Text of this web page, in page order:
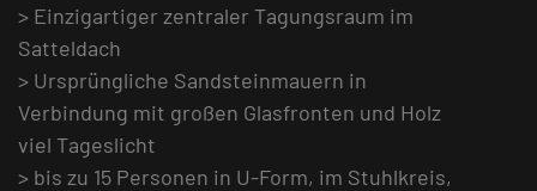
> Einzigartiger zentraler Tagungsraum im
Satteldach
> Ursprüngliche Sandsteinmauern in
Verbindung mit großen Glasfronten und Holz
viel Tageslicht
> bis zu 15 Personen in U-Form, im Stuhlkreis,